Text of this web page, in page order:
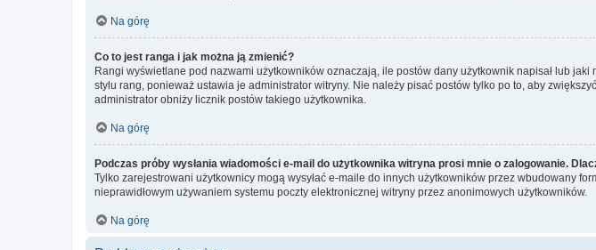
Na górę
Co to jest ranga i jak można ją zmienić?
Rangi wyświetlane pod nazwami użytkowników oznaczają, ile postów dany użytkownik napisał lub
stylu rang, ponieważ ustawia je administrator witryny. Nie należy pisać postów tylko po to, aby
administrator obniży licznik postów takiego użytkownika.
Na górę
Podczas próby wysłania wiadomości e-mail do użytkownika witryna prosi mnie o zalogowanie.
Tylko zarejestrowani użytkownicy mogą wysyłać e-maile do innych użytkowników przez wbudowany
nieprawidłowym używaniem systemu poczty elektronicznej witryny przez anonimowych użytkowników.
Na górę